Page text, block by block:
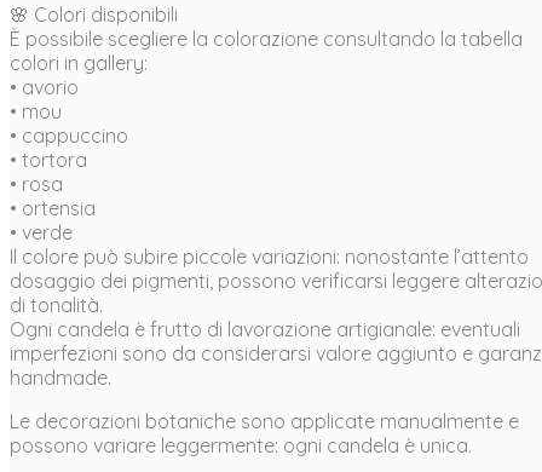
🌸 Colori disponibili
È possibile scegliere la colorazione consultando la tabella
colori in gallery:
• avorio
• mou
• cappuccino
• tortora
• rosa
• ortensia
• verde
Il colore può subire piccole variazioni: nonostante l’attento
dosaggio dei pigmenti, possono verificarsi leggere
di tonalità.
Ogni candela è frutto di lavorazione artigianale: eventuali
imperfezioni sono da considerarsi valore aggiunto e
handmade.
Le decorazioni botaniche sono applicate manualmente e
possono variare leggermente: ogni candela è unica.